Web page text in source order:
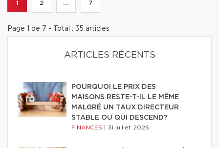
1 2 ... 7
Page 1 de 7 - Total : 35 articles
ARTICLES RÉCENTS
POURQUOI LE PRIX DES
MAISONS RESTE-T-IL LE MÊME
MALGRÉ UN TAUX DIRECTEUR
STABLE OU QUI DESCEND?
FINANCES 31 juillet 2026